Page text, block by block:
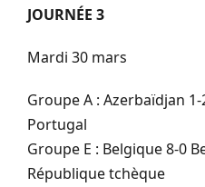
JOURNÉE 3
Mardi 30 mars
Groupe A : Azerbaïdjan
Portugal
Groupe E : Belgique 8-0
République tchèque